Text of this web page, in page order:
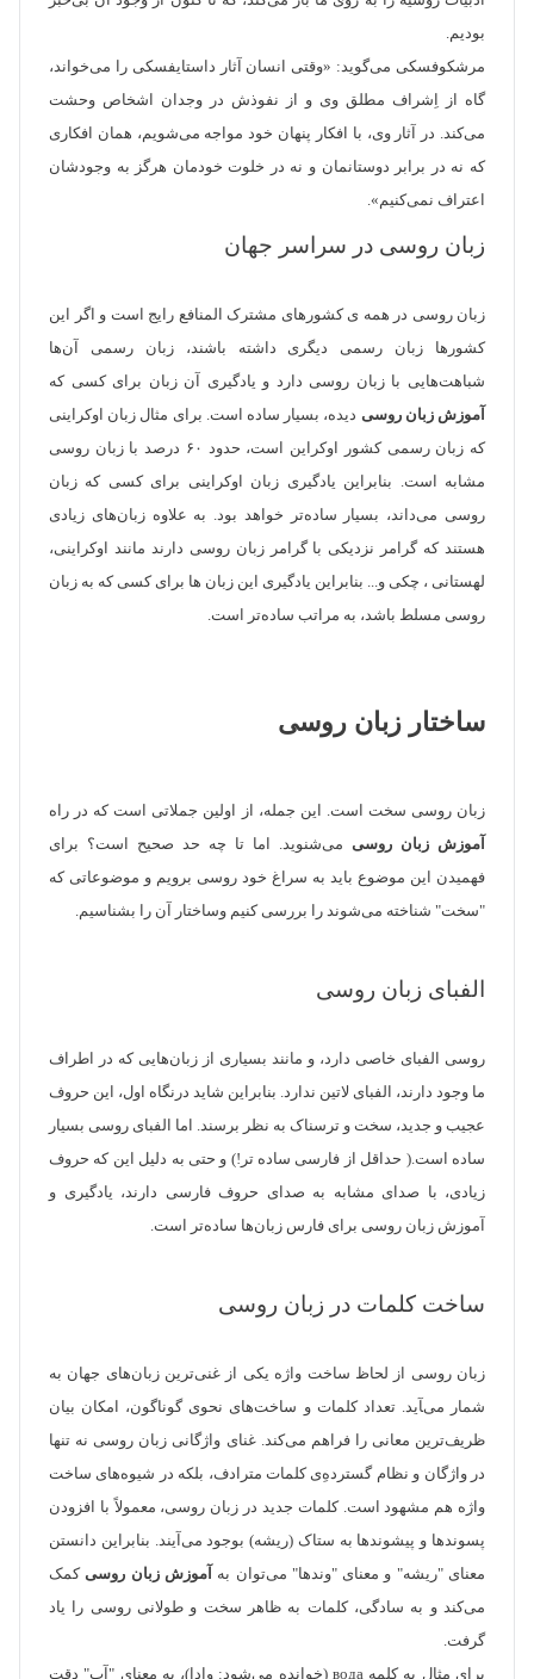
بودیم.
مرشکوفسکی می‌گوید: «وقتی انسان آثار داستایفسکی را می‌خواند،
گاه از اِشراف مطلق وی و از نفوذش در وجدان اشخاص وحشت
می‌کند. در آثار وی، با افکار پنهان خود مواجه می‌شویم، همان افکاری
که نه در برابر دوستانمان و نه در خلوت خودمان هرگز به وجودشان
اعتراف نمی‌کنیم».
زبان روسی در سراسر جهان
زبان روسی در همه ی کشور‌های مشترک ‌المنافع رایج است و اگر این
کشور‌ها زبان رسمی دیگری داشته باشند، زبان رسمی آن‌ها
شباهت‌هایی با زبان روسی دارد و یادگیری آن زبان برای کسی که
آموزش زبان روسی دیده‌، بسیار ساده است. برای مثال زبان اوکراینی
که زبان رسمی کشور اوکراین است، حدود ۶۰ درصد با زبان روسی
مشابه است. بنابراین یادگیری زبان اوکراینی برای کسی که زبان
روسی می‌داند، بسیار ساده‌تر خواهد بود. به علاوه زبان‌های زیادی
هستند که گرامر نزدیکی با گرامر زبان روسی دارند مانند اوکراینی،
لهستانی ، چکی و... بنابر‌این یادگیری این زبان ها برای کسی که به زبان
روسی مسلط باشد، به مراتب ساده‌تر است.
ساختار زبان روسی
زبان روسی سخت است. این جمله، از اولین جملاتی است که در راه
آموزش زبان روسی می‌شنوید. اما تا چه حد صحیح است؟ برای
فهمیدن این موضوع باید به سراغ خود روسی برویم و موضوعاتی که
"سخت" شناخته می‌شوند را بررسی کنیم وساختار آن را بشناسیم.
الفبای زبان روسی
روسی الفبای خاصی دارد، و مانند بسیاری از زبان‌هایی که در اطراف
ما وجود دارند، الفبای لاتین ندارد. بنابراین شاید درنگاه اول، این حروف
عجیب و جدید، سخت و ترسناک به نظر برسند. اما الفبای روسی بسیار
ساده است.( حداقل از فارسی ساده تر!) و حتی به دلیل این که حروف
زیادی، با صدای مشابه به صدای حروف فارسی دارند، یادگیری و
آموزش زبان روسی برای فارس زبان‌‌ها ساده‌تر است.
ساخت کلمات در زبان روسی
زبان روسی از لحاظ ساخت واژه یکی از غنی‌ترین زبان‌های جهان به
شمار می‌‍آید. تعداد کلمات و ساخت‌های نحوی گوناگون، امکان بیان
ظریف‌ترین معانی را فراهم می‌کند. غنای واژگانی زبان روسی نه تنها
در واژگان و نظام گستردهِ‌ی کلمات مترادف، بلکه در شیوه‌های ساخت
واژه هم مشهود است. کلمات جدید در زبان روسی، معمولاً با افزودن
پسوند‌‌ها و پیشوند‌ها به ستاک (ریشه) بوجود می‌آیند. بنابر‌این دانستن
معنای "ریشه" و معنای "وند‌ها" می‌توان به
آموزش زبان روسی کمک
می‌کند و به سادگی، کلمات به ظاهر سخت و طولانی روسی را یاد
گرفت.
برای مثال به کلمه вода (خوانده ‌می‌شود: وادا)، به معنای "آب" دقت